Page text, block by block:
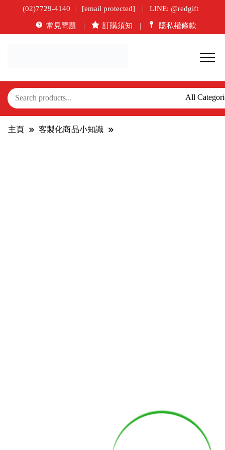
(02)7729-4140 [email protected] LINE: @redgift
常見問題 訂購須知 隱私權條款
主頁 客製化商品小知識